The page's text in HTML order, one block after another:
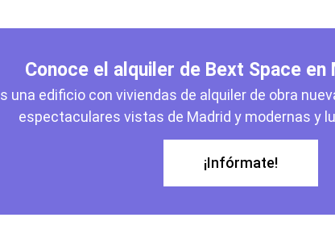
Conoce el alquiler de Bext Space en
una edificio con viviendas de alquiler de obra
espectaculares vistas de Madrid y modernas y
¡Infórmate!